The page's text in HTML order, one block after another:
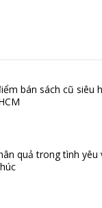
bán sách cũ siêu
quả trong tình